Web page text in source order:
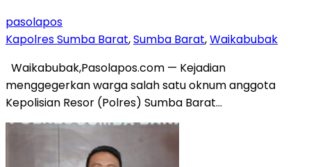
pasolapos
Kapolres Sumba Barat,Sumba Barat,Waikabubak
Waikabubak,Pasolapos.com — Kejadian
menggegerkan warga salah satu oknum anggota
Kepolisian Resor (Polres) Sumba Barat…